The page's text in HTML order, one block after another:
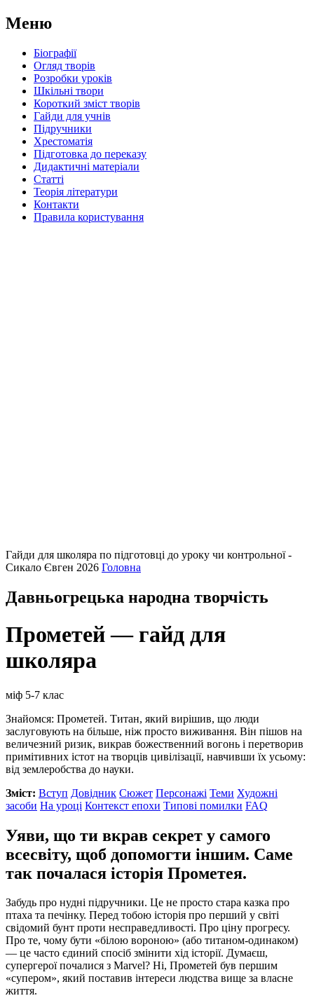
Меню
Біографії
Огляд творів
Розробки уроків
Шкільні твори
Короткий зміст творів
Гайди для учнів
Підручники
Хрестоматія
Підготовка до переказу
Дидактичні матеріали
Статті
Теорія літератури
Контакти
Правила користування
Гайди для школяра по підготовці до уроку чи контрольної -
Сикало Євген 2026 Головна
Давньогрецька народна творчість
Прометей — гайд для
школяра
міф 5-7 клас
Знайомся: Прометей. Титан, який вирішив, що люди
заслуговують на більше, ніж просто виживання. Він пішов на
величезний ризик, викрав божественний вогонь і перетворив
примітивних істот на творців цивілізації, навчивши їх усьому:
від землеробства до науки.
Зміст: Вступ Довідник Сюжет Персонажі Теми Художні
засоби На уроці Контекст епохи Типові помилки FAQ
Уяви, що ти вкрав секрет у самого
всесвіту, щоб допомогти іншим. Саме
так почалася історія Прометея.
Забудь про нудні підручники. Це не просто стара казка про
птаха та печінку. Перед тобою історія про перший у світі
свідомий бунт проти несправедливості. Про ціну прогресу.
Про те, чому бути «білою вороною» (або титаном-одинаком)
— це часто єдиний спосіб змінити хід історії. Думаєш,
супергерої почалися з Marvel? Ні, Прометей був першим
«супером», який поставив інтереси людства вище за власне
життя.